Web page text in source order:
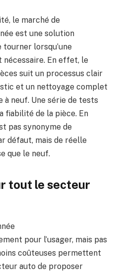
le marché de
est une solution
lorsqu’une
En effet, le
suit un processus clair
et un nettoyage complet
à neuf. Une série de tests
fiabilité de la pièce. En
pas synonyme de
défaut, mais de réelle
que le neuf.
tout le secteur
pour l’usager, mais pas
coûteuses permettent
auto de proposer